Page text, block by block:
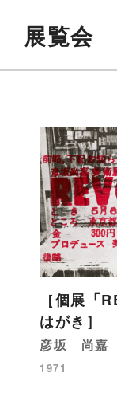
展覧会
［個展「
はがき］
彦坂 尚嘉
1971